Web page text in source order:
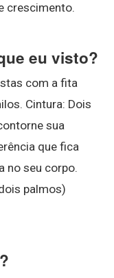
crescimento.
eu visto?
com a fita
Cintura: Dois
sua
que fica
no seu corpo.
palmos)